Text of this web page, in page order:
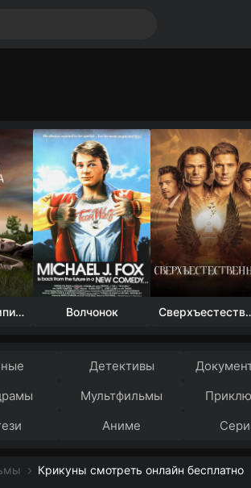
Дневники вампира (4 сезон) Волчонок
Детективы
Мультфильмы
Аниме
Крикуны смотреть онлайн бесплатно